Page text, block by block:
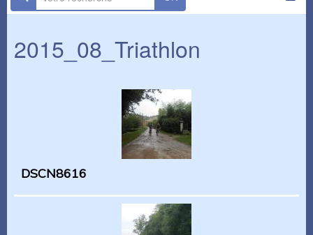
2015_08_Triathlon
DSCN8616